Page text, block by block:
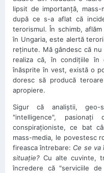
lipsit de importanţă,
după ce s-a aflat că
terorismul. În schimb,
în Ungaria, este alertă
reţinute. Mă gândesc că
realiza că, în condiţiile în
înăsprite în vest, există o
doresc să producă
apropiere.
Sigur că analiştii,
"intelligence",
conspiraţioniste, ce bat
mass-media, le povestesc
fireasca întrebare: Ce se va
situaţie? Cu alte cuvinte,
încredere că "serviciile